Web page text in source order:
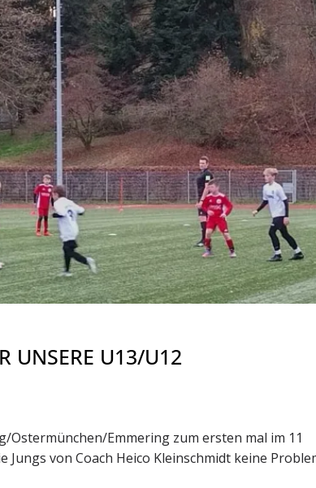
UNSERE U13/U12
Ostermünchen/Emmering zum ersten mal im 11
Jungs von Coach Heico Kleinschmidt keine